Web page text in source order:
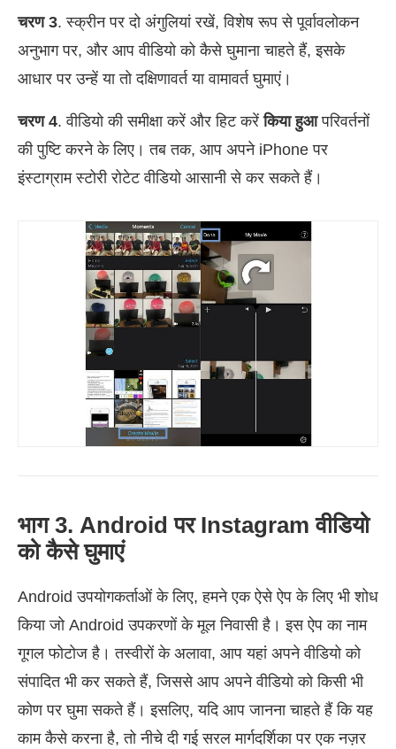
चरण 3. स्क्रीन पर दो अंगुलियां रखें, विशेष रूप से पूर्वावलोकन
अनुभाग पर, और आप वीडियो को कैसे घुमाना चाहते हैं, इसके
आधार पर उन्हें या तो दक्षिणावर्त या वामावर्त घुमाएं।
चरण 4. वीडियो की समीक्षा करें और हिट करेंकिया हुआपरिवर्तनों
की पुष्टि करने के लिए। तब तक, आप अपने iPhone पर
इंस्टाग्राम स्टोरी रोटेट वीडियो आसानी से कर सकते हैं।
भाग 3. Android पर Instagram वीडियो
को कैसे घुमाएं
Android उपयोगकर्ताओं के लिए, हमने एक ऐसे ऐप के लिए भी शोध
किया जो Android उपकरणों के मूल निवासी है। इस ऐप का नाम
गूगल फोटोज है। तस्वीरों के अलावा, आप यहां अपने वीडियो को
संपादित भी कर सकते हैं, जिससे आप अपने वीडियो को किसी भी
कोण पर घुमा सकते हैं। इसलिए, यदि आप जानना चाहते हैं कि यह
काम कैसे करना है, तो नीचे दी गई सरल मार्गदर्शिका पर एक नज़र